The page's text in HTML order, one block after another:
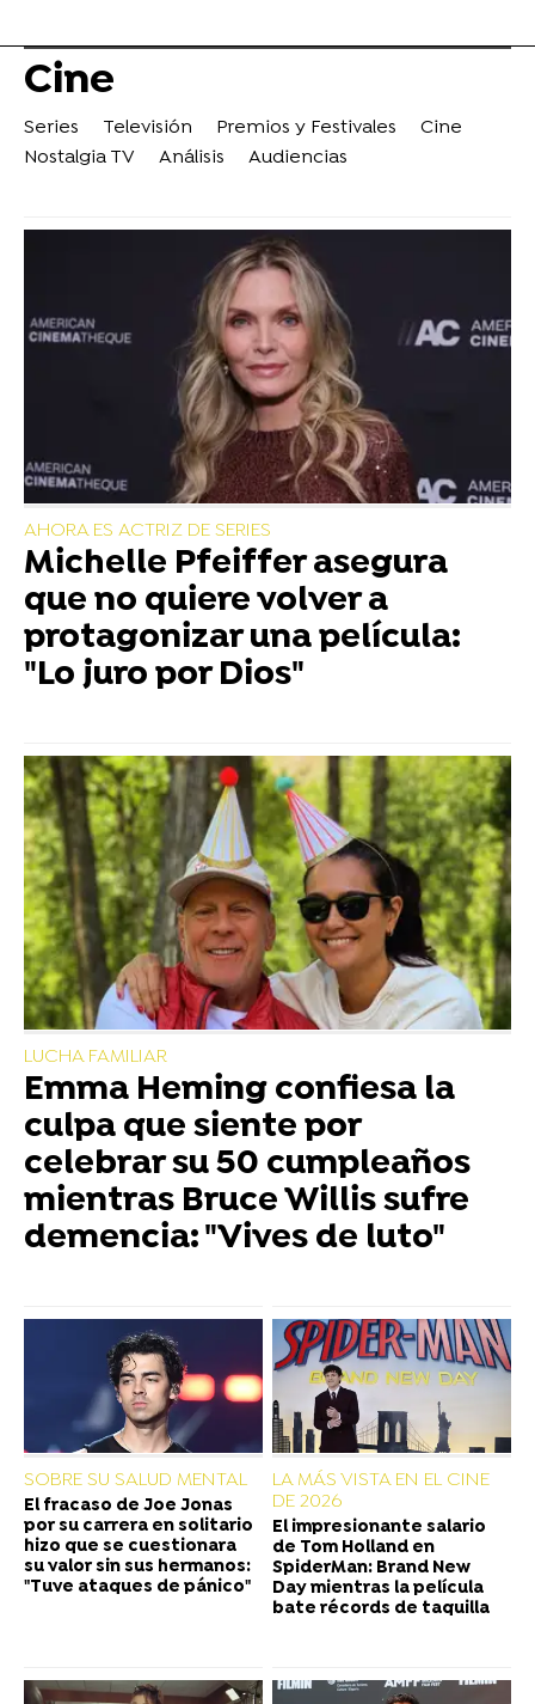
Cine
Series Televisión Premios y Festivales
Cine
Nostalgia TV
Análisis Audiencias
AHORA ES ACTRIZ DE SERIES
Michelle Pfeiffer asegura
que no quiere volver a
protagonizar una película:
"Lo juro por Dios"
LUCHA FAMILIAR
Emma Heming confiesa la
culpa que siente por
celebrar su 50 cumpleaños
mientras Bruce Willis sufre
demencia: "Vives de luto"
SOBRE SU SALUD MENTAL
El fracaso de Joe Jonas
por su carrera en solitario
hizo que se cuestionara
su valor sin sus hermanos:
"Tuve ataques de pánico"
LA MÁS VISTA EN EL CINE
DE 2026
El impresionante salario
de Tom Holland en
SpiderMan: Brand New
Day mientras la película
bate récords de taquilla